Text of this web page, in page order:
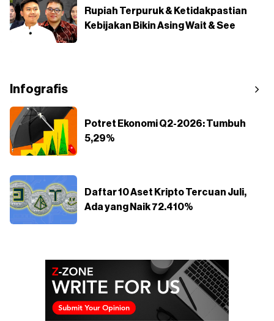
Rupiah Terpuruk & Ketidakpastian
Kebijakan Bikin Asing Wait & See
Infografis
Potret Ekonomi Q2-2026: Tumbuh
5,29%
Daftar 10 Aset Kripto Tercuan Juli,
Ada yang Naik 72.410%